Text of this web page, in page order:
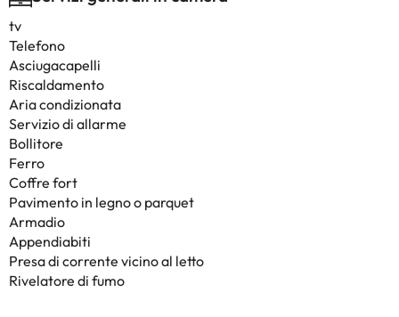
tv
Telefono
Asciugacapelli
Riscaldamento
Aria condizionata
Servizio di allarme
Bollitore
Ferro
Coffre fort
Pavimento in legno o parquet
Armadio
Appendiabiti
Presa di corrente vicino al letto
Rivelatore di fumo